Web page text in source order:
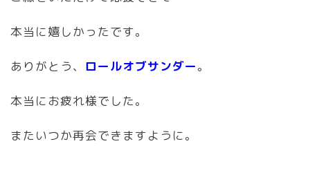
本当に嬉しかったです。
ありがとう、 ロールオブサンダー。
本当にお疲れ様でした。
またいつか再会できますように。